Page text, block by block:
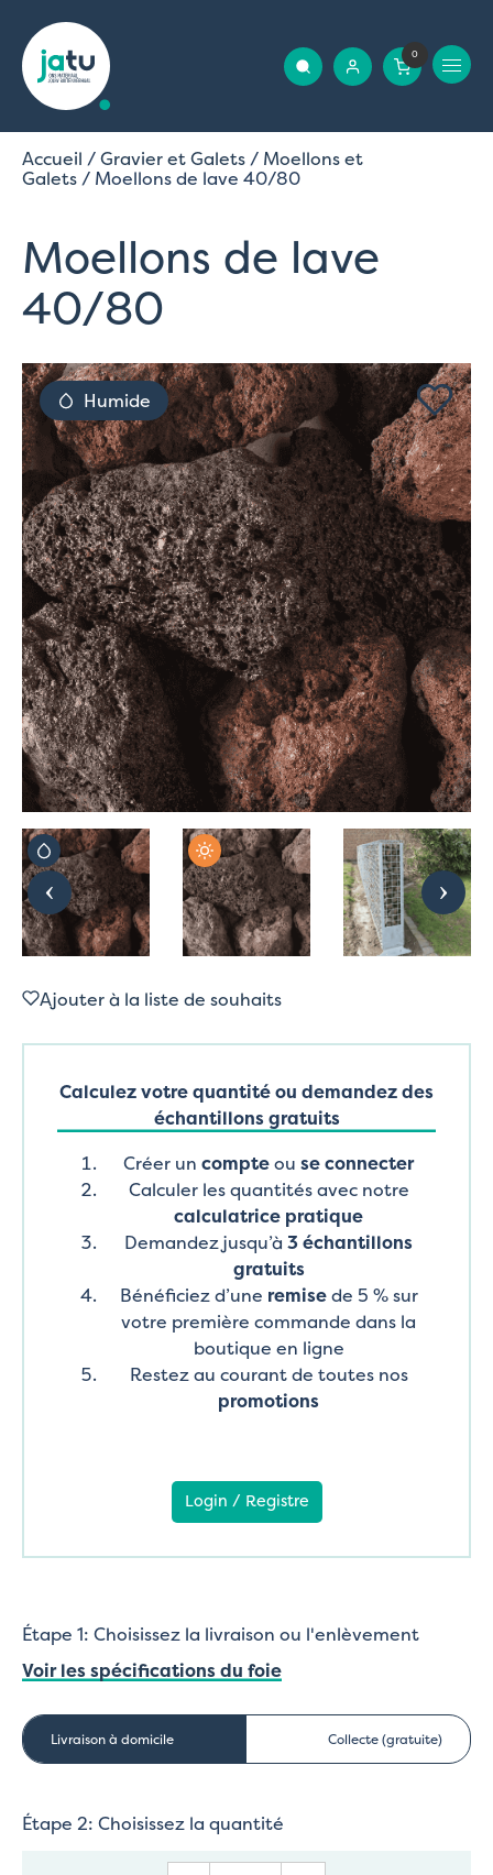
0
Accueil /Gravier et Galets/ Moellons et
Galets/ Moellons de lave 40/80
Moellons de lave
40/80
Humide
Ajouter à la liste de souhaits
Calculez votre quantité ou demandez des
échantillons gratuits
Créer un compteou se connecter
Calculer les quantités avec notre
calculatrice pratique
Demandez jusqu’à 3 échantillons
gratuits
Bénéficiez d’une remisede 5 % sur
votre première commande dans la
boutique en ligne
Restez au courant de toutes nos
promotions
Login / Registre
Étape 1: Choisissez la livraison ou l'enlèvement
Voir les spécifications du foie
Livraison à domicile Collecte (gratuite)
Étape 2: Choisissez la quantité